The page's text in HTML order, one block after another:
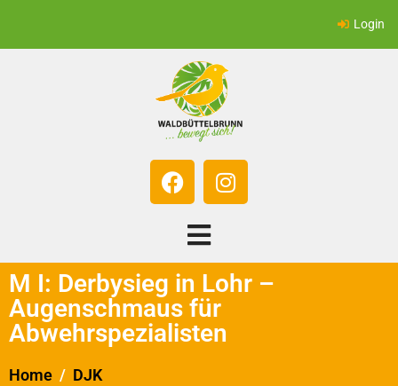
Login
M I: Derbysieg in Lohr –
Augenschmaus für
Abwehrspezialisten
Home
DJK